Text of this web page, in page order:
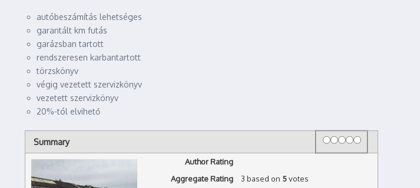
autóbeszámítás lehetséges
garantált km futás
garázsban tartott
rendszeresen karbantartott
törzskönyv
végig vezetett szervizkönyv
vezetett szervizkönyv
20%-tól elvihető
Summary Rating
1 star
2 stars
3 stars
4 stars
5 stars
Author Rating
Aggregate Rating
3 based on 5votes